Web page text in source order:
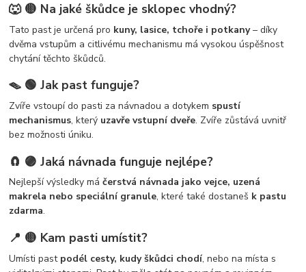
🐺 🟡 Na jaké škůdce je sklopec vhodný?
Tato past je určená pro kuny, lasice, tchoře i potkany– díky
dvěma vstupům a citlivému mechanismu má vysokou úspěšnost
chytání těchto škůdců.
🪤 🟢 Jak past funguje?
Zvíře vstoupí do pasti za návnadou a dotykem spustí
mechanismus, který uzavře vstupní dveře. Zvíře zůstává uvnitř
bez možnosti úniku.
🧲 🟣 Jaká návnada funguje nejlépe?
Nejlepší výsledky máčerstvá návnada jako vejce, uzená
makrela nebo speciální granule, které také dostaneš k pastu
zdarma.
📍 🟡 Kam pasti umístit?
Umísti past podél cesty, kudy škůdci chodí, nebo na místa s